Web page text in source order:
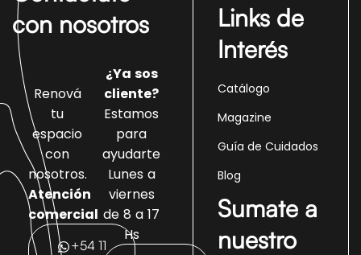
con nosotros
Renová
tu
espacio
con
nosotros.
Atención
comercial
+54 11
¿Ya sos
cliente?
Estamos
para
ayudarte
Lunes a
viernes
de 8 a 17
Hs
Links de
Interés
Catálogo
Magazine
Guía de Cuidados
Blog
Sumate a
nuestro